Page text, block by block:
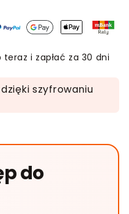
teraz i zapłać za 30 dni
dzięki szyfrowaniu
do